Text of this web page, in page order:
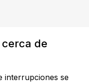
de
interrupciones se